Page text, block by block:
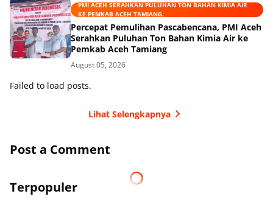
PMI ACEH SERAHKAN PULUHAN TON BAHAN KIMIA AIR
KE PEMKAB ACEH TAMIANG.
Percepat Pemulihan Pascabencana, PMI Aceh
Serahkan Puluhan Ton Bahan Kimia Air ke
Pemkab Aceh Tamiang
August 05, 2026
Failed to load posts.
Lihat Selengkapnya
Post a Comment
Terpopuler